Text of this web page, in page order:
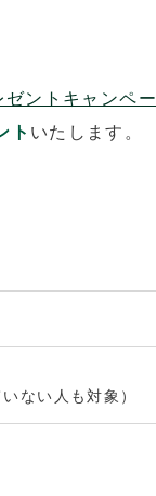
ントキャンペー
ト いたします。
ない人も対象）